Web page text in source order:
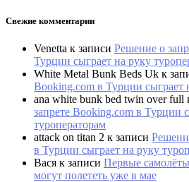
Свежие комментарии
Venetta к записи Решение о
Турции сыграет на руку
White Metal Bunk Beds Uk к
Booking.com в Турции сыграет
ana white bunk bed twin over full
запрете Booking.com в Турции
туроператорам
attack on titan 2 к записи
в Турции сыграет на руку
Вася к записи Первые
могут полететь уже в мае